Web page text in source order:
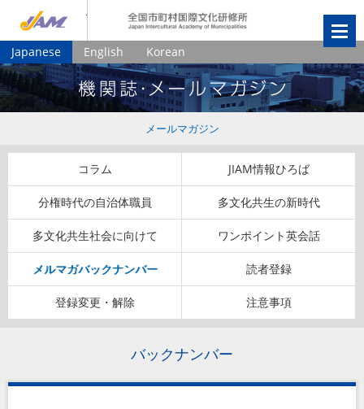
Japanese English Korean
メールマガジン
コラム JIAM情報ひろば
分権時代の自治体職員 多文化共生の新時代
多文化共生社会に向けて ワンポイント英会話
メルマガバックナンバー 読者登録
登録変更・解除 注意事項
バックナンバー